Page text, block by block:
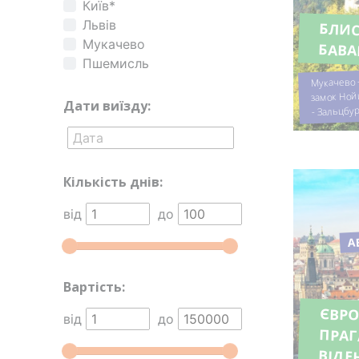
Київ*
Львів
Мукачево
Пшемисль
Дати виїзду:
Кількість днів:
від до
Вартість:
від до
Мукачево
замок
-